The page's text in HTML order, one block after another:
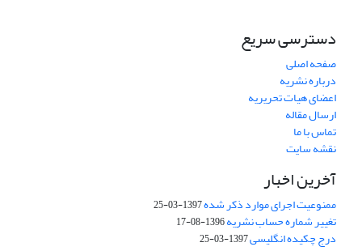
دسترسی سریع
صفحه اصلی
درباره نشریه
اعضای هیات تحریریه
ارسال مقاله
تماس با ما
نقشه سایت
آخرین اخبار
ممنوعیت اجرای موارد ذکر شده1397-03-25
تغییر شماره حساب نشریه1396-08-17
درج چکیده انگلیسی1397-03-25